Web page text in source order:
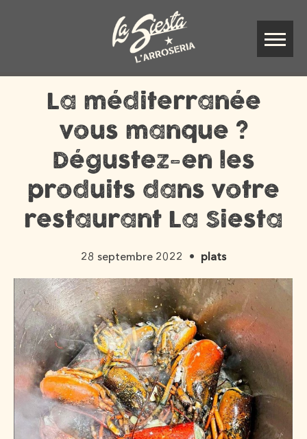
La méditerranée
vous manque ?
Dégustez-en les
produits dans votre
restaurant La Siesta
28 septembre 2022 plats